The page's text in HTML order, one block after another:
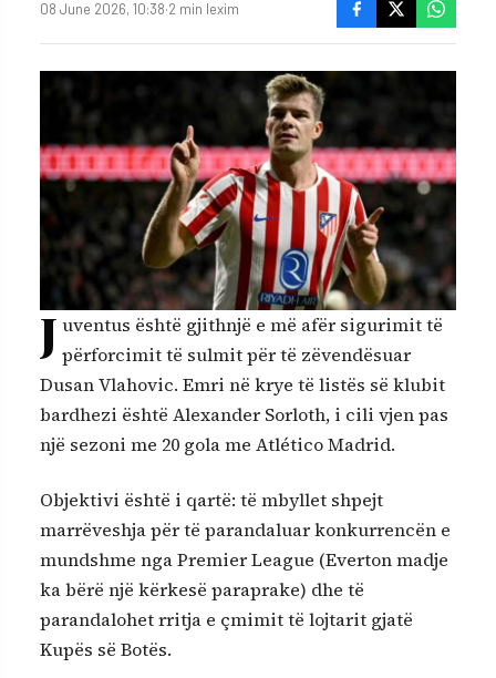
08 June 2026, 10:38·2 min lexim
J uventus është gjithnjë e më afër sigurimit të
përforcimit të sulmit për të zëvendësuar
Dusan Vlahovic. Emri në krye të listës së klubit
bardhezi është Alexander Sorloth, i cili vjen pas
një sezoni me 20 gola me Atlético Madrid.
Objektivi është i qartë: të mbyllet shpejt
marrëveshja për të parandaluar konkurrencën e
mundshme nga Premier League (Everton madje
ka bërë një kërkesë paraprake) dhe të
parandalohet rritja e çmimit të lojtarit gjatë
Kupës së Botës.